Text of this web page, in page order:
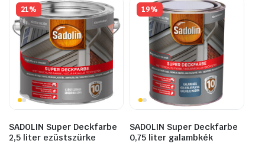
21%
SADOLIN Super Deckfarbe
2,5 liter ezüstszürke
19%
SADOLIN Super Deckfarbe
0,75 liter galambkék